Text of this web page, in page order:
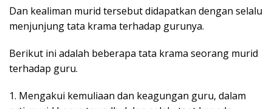
Dan kealiman murid tersebut didapatkan dengan selalu
menjunjung tata krama terhadap gurunya.
Berikut ini adalah beberapa tata krama seorang murid
terhadap guru.
1. Mengakui kemuliaan dan keagungan guru, dalam